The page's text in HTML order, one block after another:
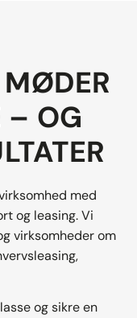
– OG
med
og leasing. Vi
virksomheder om
og sikre en